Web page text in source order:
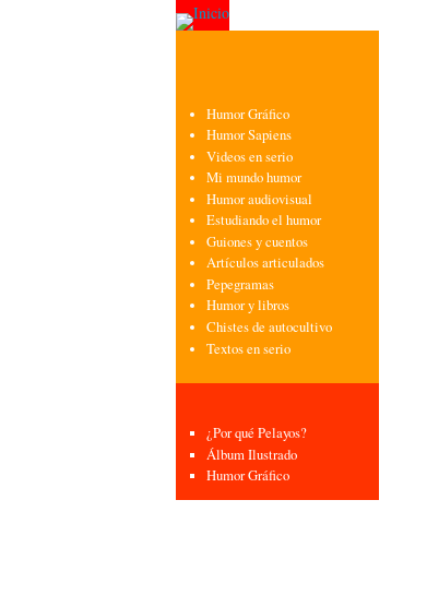
Humor Gráfico
Humor Sapiens
Videos en serio
Mi mundo humor
Humor audiovisual
Estudiando el humor
Guiones y cuentos
Artículos articulados
Pepegramas
Humor y libros
Chistes de autocultivo
Textos en serio
¿Por qué Pelayos?
Álbum Ilustrado
Humor Gráfico